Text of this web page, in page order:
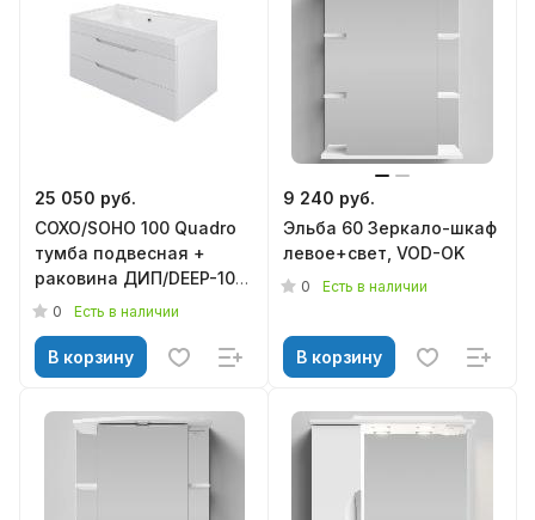
25 050 руб.
СОХО/SOHO 100 Quadro
тумба подвесная +
раковина ДИП/DEEP-100.
MIRSANT
0 Есть в наличии
В корзину
9 240 руб.
Эльба 60 Зеркало-шкаф
левое+свет, VOD-OK
0 Есть в наличии
В корзину